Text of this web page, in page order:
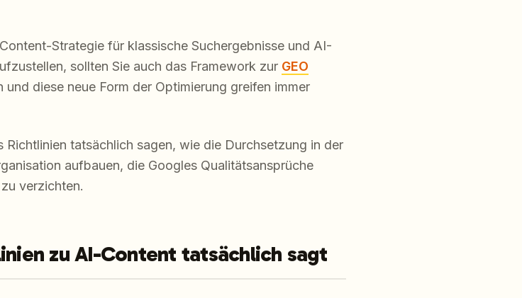
Strategie für klassische Suchergebnisse und AI-
sollten Sie auch das Framework zur GEO
und diese neue Form der Optimierung greifen immer
Richtlinien tatsächlich sagen, wie die Durchsetzung in der
aufbauen, die Googles Qualitätsansprüche
verzichten.
zu AI-Content tatsächlich sagt